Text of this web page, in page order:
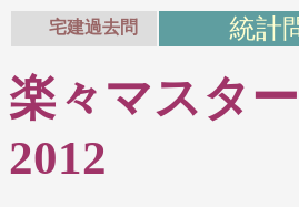
宅建過去問 統計
楽々マスタ
2012